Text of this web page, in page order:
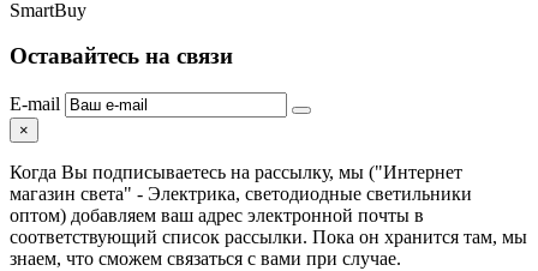
SmartBuy
Оставайтесь на связи
E-mail
×
Когда Вы подписываетесь на рассылку, мы ("Интернет
магазин света" - Электрика, светодиодные светильники
оптом) добавляем ваш адрес электронной почты в
соответствующий список рассылки. Пока он хранится там, мы
знаем, что сможем связаться с вами при случае.